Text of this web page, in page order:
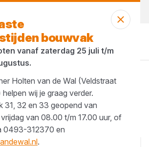
31
12 juni 2026
bouwvak
vanaf zaterdag 25 juli t/m
Holten van de Wal (Veldstraat
wij je graag verder.
31, 32 en 33 geopend van
van 08.00 t/m 17.00 uur, of
0493-312370 en
.